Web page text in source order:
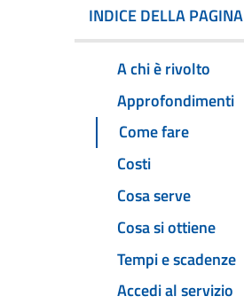
INDICE DELLA PAGINA
A chi è rivolto
Approfondimenti
Come fare
Costi
Cosa serve
Cosa si ottiene
Tempi e scadenze
Accedi al servizio